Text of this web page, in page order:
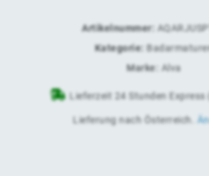
Artikelnummer:
Kategorie:
Marke: Alva
Lieferzeit 24 Stunden Express
Lieferung nach Österreich